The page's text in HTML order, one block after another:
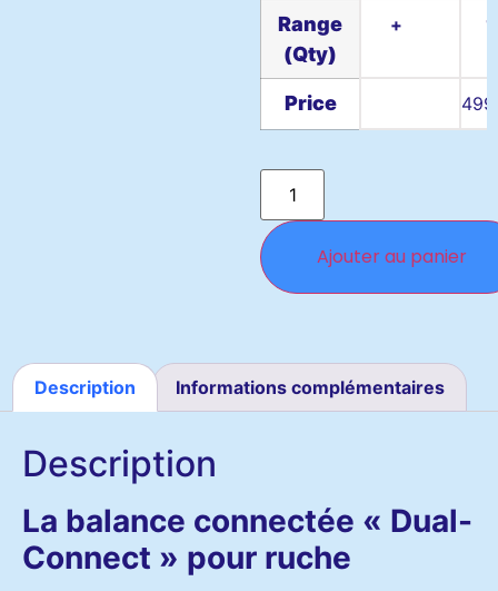
Range
(Qty)
+
Price
Ajouter au panier
Description Informations complémentaires
Description
La balance connectée « Dual-
Connect » pour ruche